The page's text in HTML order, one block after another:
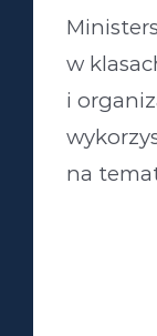
w
i
na